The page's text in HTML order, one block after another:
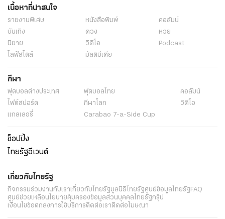
เนื้อหาที่น่าสนใจ
รายงานพิเศษ หนังสือพิมพ์
คอลัมน์
บันเทิง
ดวง
หวย
นิยาย
วิดีโอ
Podcast
ไลฟ์สไตล์
มัลติมีเดีย
กีฬา
ฟุตบอลต่่างประเทศ ฟุตบอลไทย
คอลัมน์
ไฟต์สปอร์ต
กีฬาโลก
วิดีโอ
แกลเลอรี่
Carabao 7-a-Side Cup
ช็อปปิ้ง
ไทยรัฐอีเวนต์
เกี่ยวกับไทยรัฐ
กิจกรรมร่วมงานกับเราเกี่ยวกับไทยรัฐมูลนิธิไทยรัฐศูนย์ข้อมูลไทยรัฐFAQ
ศูนย์ช่วยเหลือนโยบายคุ้มครองข้อมูลส่วนบุคคลไทยรัฐกรุ๊ป
เงื่อนไขข้อตกลงการใช้บริการติดต่อเราติดต่อโฆษณา